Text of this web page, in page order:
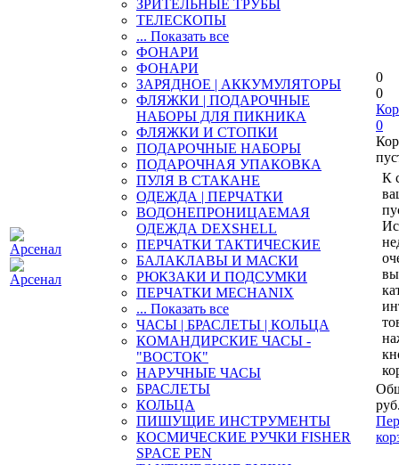
ЗРИТЕЛЬНЫЕ ТРУБЫ
ТЕЛЕСКОПЫ
... Показать все
ФОНАРИ
ФОНАРИ
ЗАРЯДНОЕ | АККУМУЛЯТОРЫ
ФЛЯЖКИ | ПОДАРОЧНЫЕ
НАБОРЫ ДЛЯ ПИКНИКА
ФЛЯЖКИ И СТОПКИ
ПОДАРОЧНЫЕ НАБОРЫ
ПОДАРОЧНАЯ УПАКОВКА
ПУЛЯ В СТАКАНЕ
ОДЕЖДА | ПЕРЧАТКИ
ВОДОНЕПРОНИЦАЕМАЯ
ОДЕЖДА DEXSHELL
ПЕРЧАТКИ ТАКТИЧЕСКИЕ
БАЛАКЛАВЫ И МАСКИ
РЮКЗАКИ И ПОДСУМКИ
ПЕРЧАТКИ MECHANIX
... Показать все
ЧАСЫ | БРАСЛЕТЫ | КОЛЬЦА
КОМАНДИРСКИЕ ЧАСЫ -
"ВОСТОК"
НАРУЧНЫЕ ЧАСЫ
БРАСЛЕТЫ
КОЛЬЦА
ПИШУЩИЕ ИНСТРУМЕНТЫ
КОСМИЧЕСКИЕ РУЧКИ FISHER
SPACE PEN
0
0
0
К